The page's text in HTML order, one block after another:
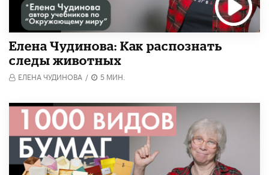
Елена Чудинова: Как распознать
следы животных
ЕЛЕНА ЧУДИНОВА / 5 МИН.